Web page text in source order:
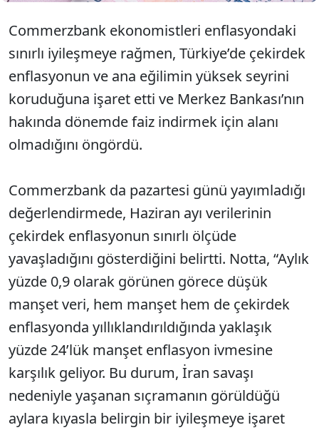
Commerzbank ekonomistleri enflasyondaki
sınırlı iyileşmeye rağmen, Türkiye’de çekirdek
enflasyonun ve ana eğilimin yüksek seyrini
koruduğuna işaret etti ve Merkez Bankası’nın
hakında dönemde faiz indirmek için alanı
olmadığını öngördü.
Commerzbank da pazartesi günü yayımladığı
değerlendirmede, Haziran ayı verilerinin
çekirdek enflasyonun sınırlı ölçüde
yavaşladığını gösterdiğini belirtti. Notta, “Aylık
yüzde 0,9 olarak görünen görece düşük
manşet veri, hem manşet hem de çekirdek
enflasyonda yıllıklandırıldığında yaklaşık
yüzde 24’lük manşet enflasyon ivmesine
karşılık geliyor. Bu durum, İran savaşı
nedeniyle yaşanan sıçramanın görüldüğü
aylara kıyasla belirgin bir iyileşmeye işaret